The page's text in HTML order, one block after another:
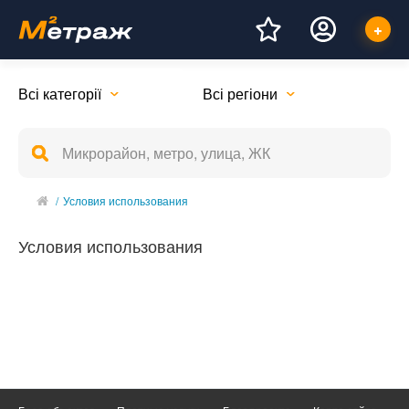
Всі категорії Всі регіони
/ Условия использования
Условия использования